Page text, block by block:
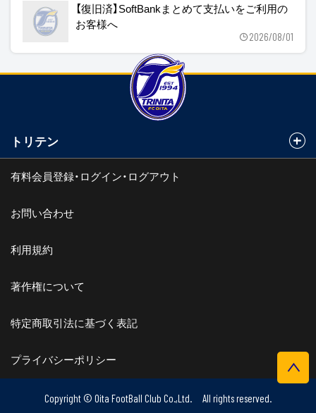
【復旧済】SoftBankまとめて支払いをご利用の
お客様へ
2026/08/01
トリテン
有料会員登録・ログイン・ログアウト
お問い合わせ
利用規約
著作権について
特定商取引法に基づく表記
プライバシーポリシー
Copyright © Oita FootBall Club Co.,Ltd. All rights reserved.